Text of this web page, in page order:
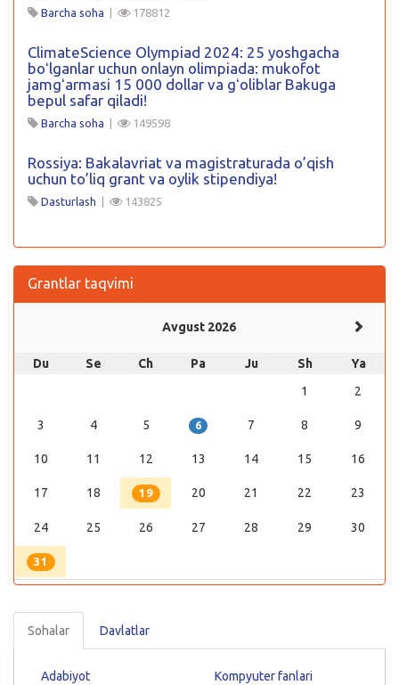
Barcha soha | 178812
ClimateScience Olympiad 2024: 25 yoshgacha
boʻlganlar uchun onlayn olimpiada: mukofot
jamgʻarmasi 15 000 dollar va gʻoliblar Bakuga
bepul safar qiladi!
Barcha soha | 149598
Rossiya: Bakalavriat va magistraturada o’qish
uchun to’liq grant va oylik stipendiya!
Dasturlash | 143825
Grantlar taqvimi
Avgust 2026
Du Se Ch Pa Ju Sh
Ya
1
2
3 4 5 6 7 8 9
10 11 12 13 14 15 16
17 18 19 20 21 22 23
24 25 26 27 28 29 30
31
Sohalar Davlatlar
Adabiyot Kompyuter fanlari